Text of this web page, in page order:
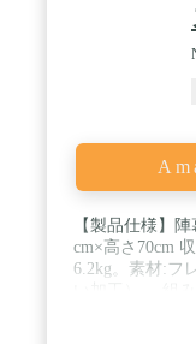
【製品仕様】
cm×高さ70cm
6.2kg。素材:フ
形。 / 【遮光
難燃性に優れ